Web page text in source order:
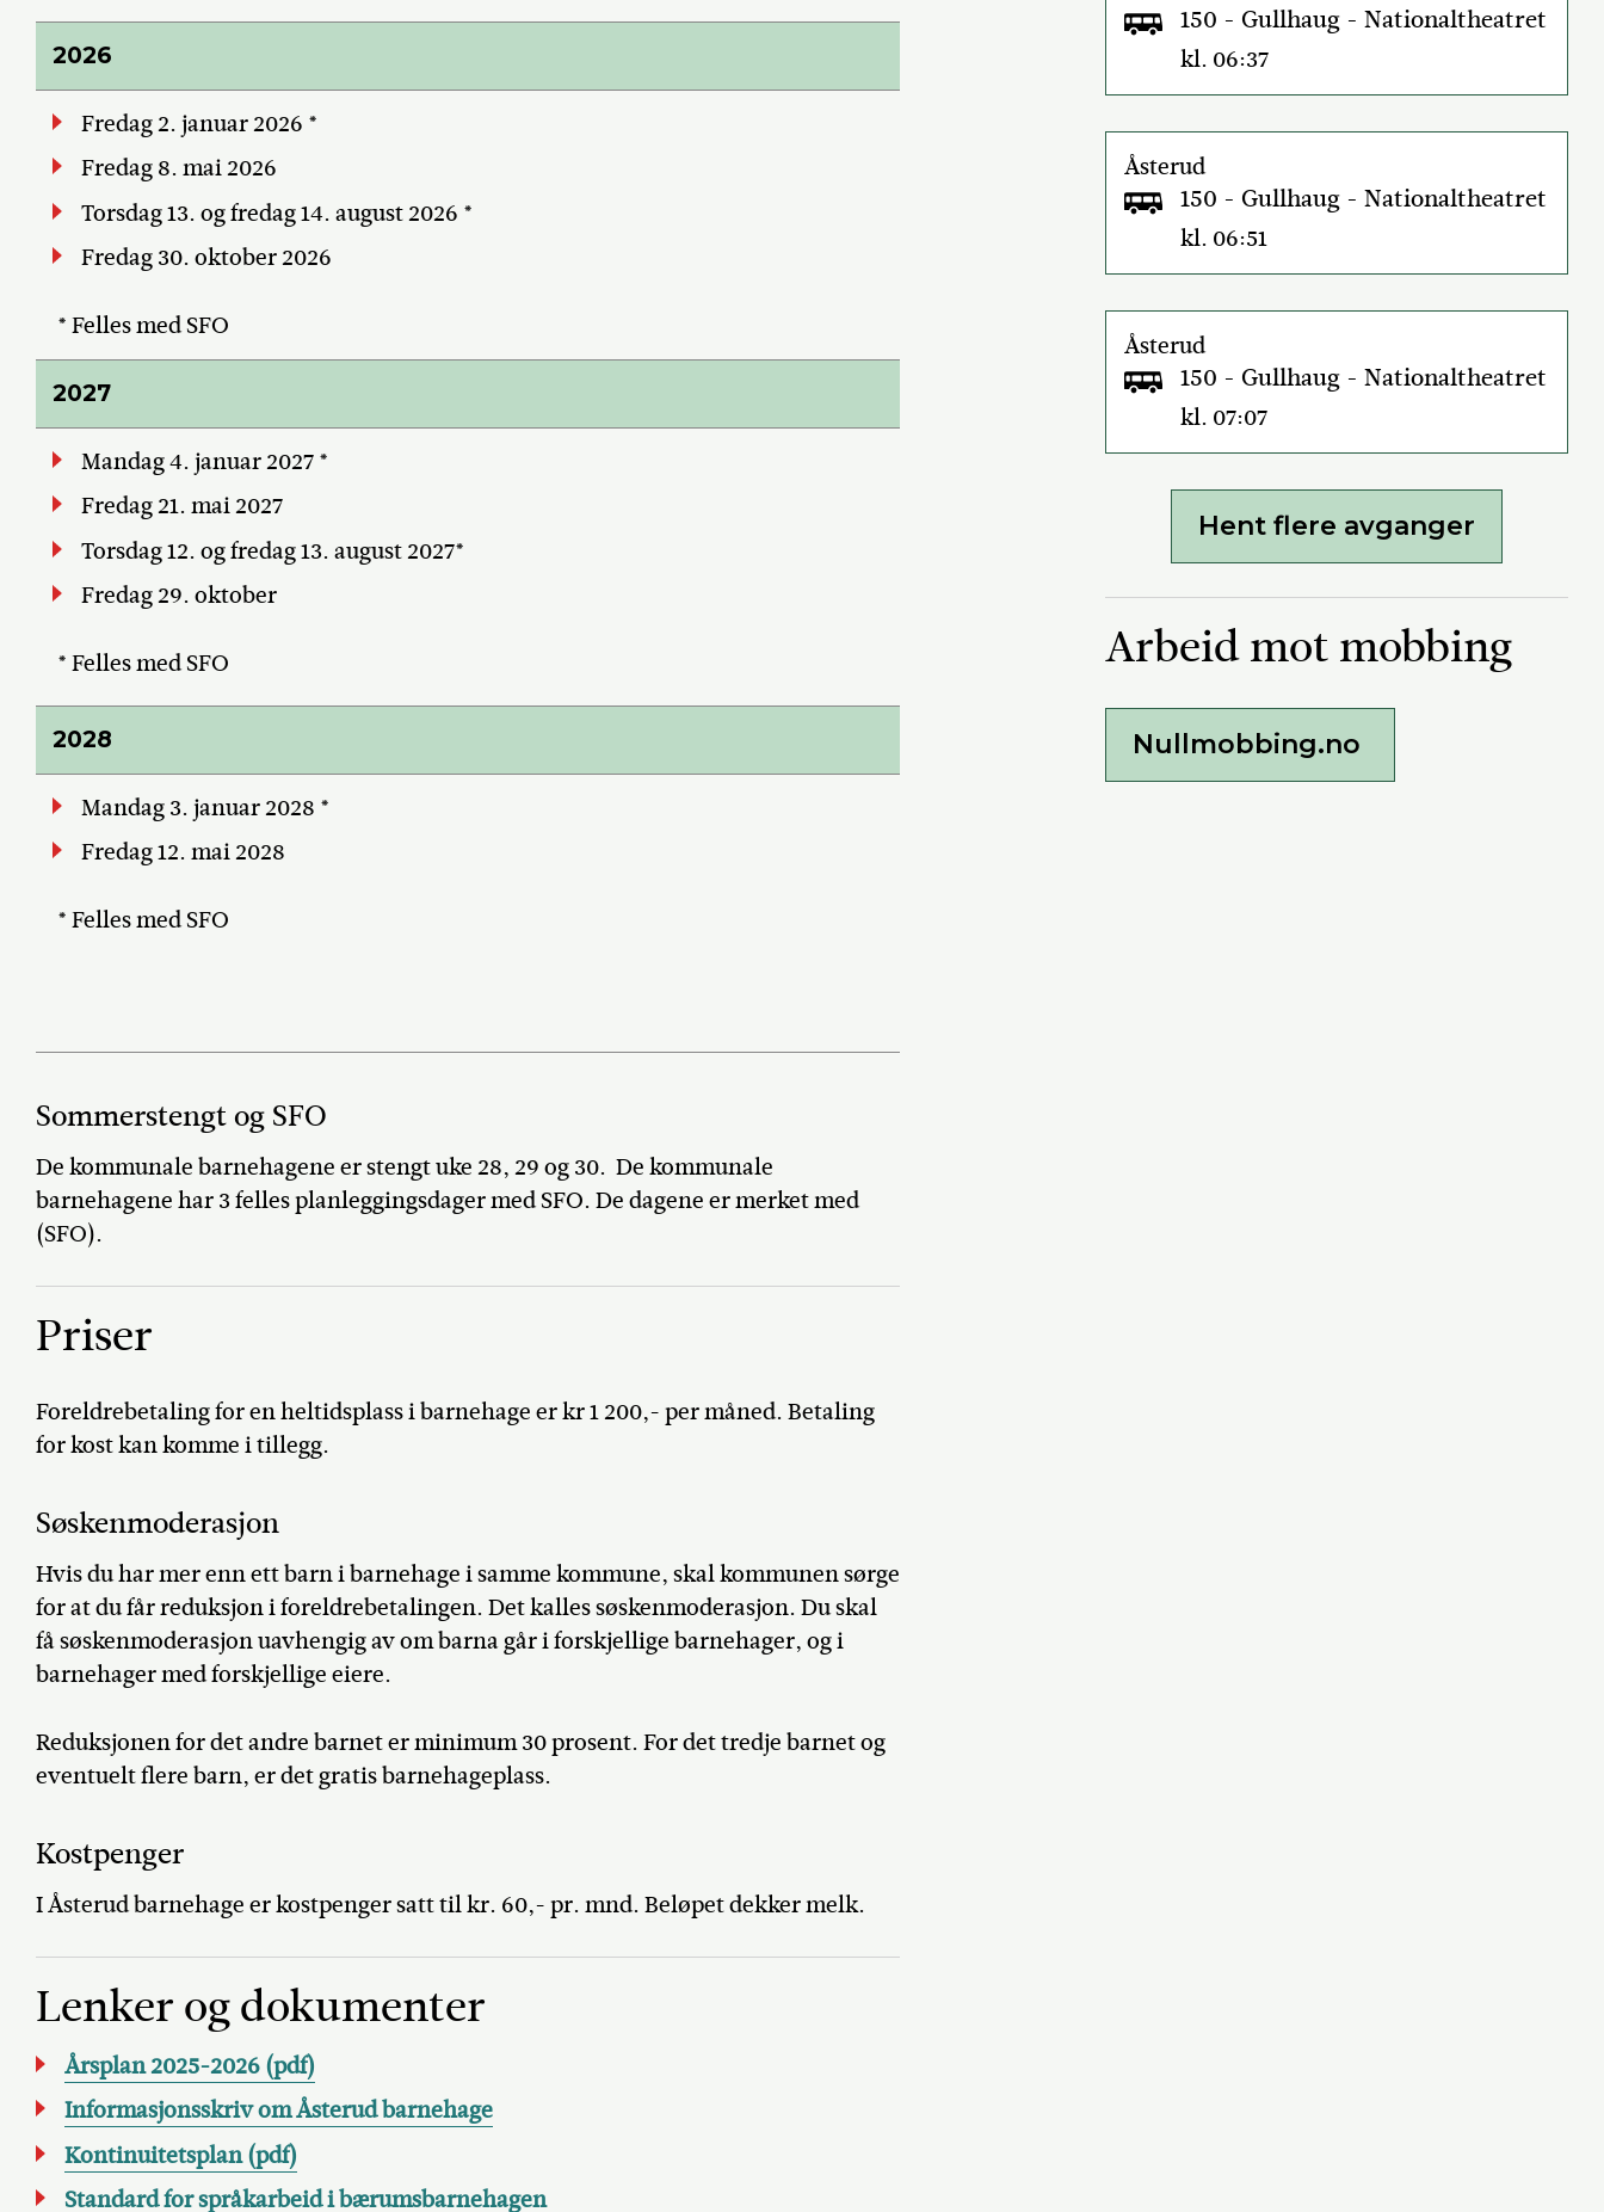
2026
Fredag 2. januar 2026 *
Fredag 8. mai 2026
Torsdag 13. og fredag 14. august 2026 *
Fredag 30. oktober 2026
* Felles med SFO
2027
Mandag 4. januar 2027 *
Fredag 21. mai 2027
Torsdag 12. og fredag 13. august 2027*
Fredag 29. oktober
* Felles med SFO
2028
Mandag 3. januar 2028 *
Fredag 12. mai 2028
* Felles med SFO
Sommerstengt og SFO
De kommunale barnehagene er stengt uke 28, 29 og 30. De kommunale
barnehagene har 3 felles planleggingsdager med SFO. De dagene er merket med
(SFO).
Priser
Foreldrebetaling for en heltidsplass i barnehage er kr 1 200,- per måned. Betaling
for kost kan komme i tillegg.
Søskenmoderasjon
Hvis du har mer enn ett barn i barnehage i samme kommune, skal kommunen sørge
for at du får reduksjon i foreldrebetalingen. Det kalles søskenmoderasjon. Du skal
få søskenmoderasjon uavhengig av om barna går i forskjellige barnehager, og i
barnehager med forskjellige eiere.
Reduksjonen for det andre barnet er minimum 30 prosent. For det tredje barnet og
eventuelt flere barn, er det gratis barnehageplass.
Kostpenger
I Åsterud barnehage er kostpenger satt til kr. 60,- pr. mnd. Beløpet dekker melk.
Lenker og dokumenter
Årsplan 2025-2026 (pdf)
Informasjonsskriv om Åsterud barnehage
Kontinuitetsplan (pdf)
Standard for språkarbeid i bærumsbarnehagen
150 - Gullhaug - Nationaltheatret
kl. 06:37
Åsterud
150 - Gullhaug - Nationaltheatret
kl. 06:51
Åsterud
150 - Gullhaug - Nationaltheatret
kl. 07:07
Hent flere avganger
Arbeid mot mobbing
Nullmobbing.no